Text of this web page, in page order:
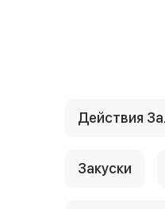
Действия
Закуски